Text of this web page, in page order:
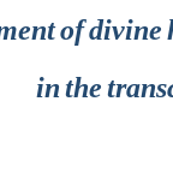
of divine
in the